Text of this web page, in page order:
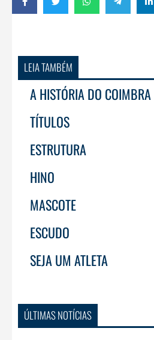
LEIA TAMBÉM
A HISTÓRIA DO COIMBRA
TÍTULOS
ESTRUTURA
HINO
MASCOTE
ESCUDO
SEJA UM ATLETA
ÚLTIMAS NOTÍCIAS